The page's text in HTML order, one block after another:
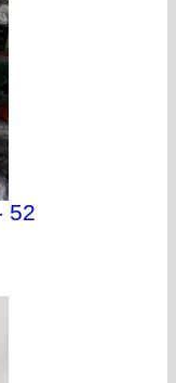
52